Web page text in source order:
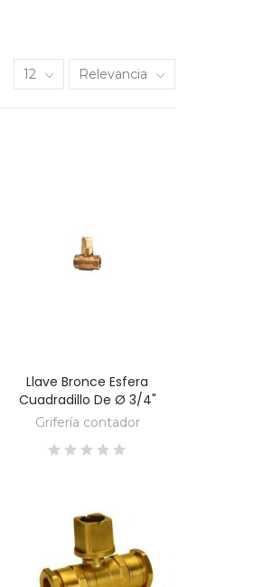
12 Relevancia
DESCUBRE
Llave Bronce Esfera
Cuadradillo De Ø 3/4"
Grifería contador